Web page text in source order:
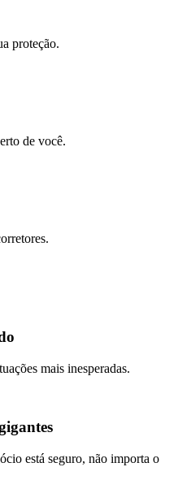
proteção.
de você.
mais inesperadas.
está seguro, não importa o